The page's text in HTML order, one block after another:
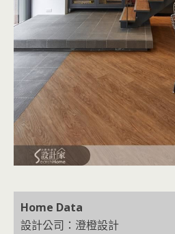
Home Data
設計公司：澄橙設計